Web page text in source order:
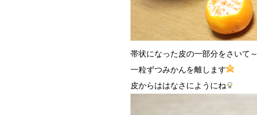
帯状になった皮の一部分をさいて～
一粒ずつみかんを離します
皮からははなさにようにね